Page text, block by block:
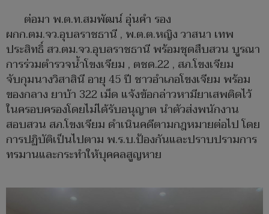
ต่อมา พ.ต.ท.สมพัฒน์ อุ่นคำ รอง
ผกก.ตม.จว.อุบลราชธานี , พ.ต.ต.หญิง วาสนา เทพ
ประสิทธิ์ สว.ตม.จว.อุบลราชธานี พร้อมชุดสืบสวน บูรณา
การร่วมตำรวจน้ำโขงเจียม , ตชด.22 , สภ.โขงเจียม
จับกุมนางวิสาสินี อายุ 45 ปี ชาวอำเภอโขงเจียม พร้อม
ของกลาง ยาบ้า 322 เม็ด แจ้งข้อกล่าวหามียาเสพติดไว้
ในครอบครองโดยไม่ได้รับอนุญาต นำตัวส่งพนักงาน
สอบสวน สภ.โขงเจียม ดำเนินคดีตามกฎหมายต่อไป โดย
การปฏิบัติเป็นไปตาม พ.ร.บ.ป้องกันและปราบปรามการ
ทรมานและกระทำให้บุคคลสูญหาย